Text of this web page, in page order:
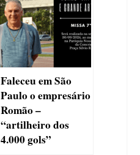
Faleceu em São
Paulo o empresário
Romão –
“artilheiro dos
4.000 gols”